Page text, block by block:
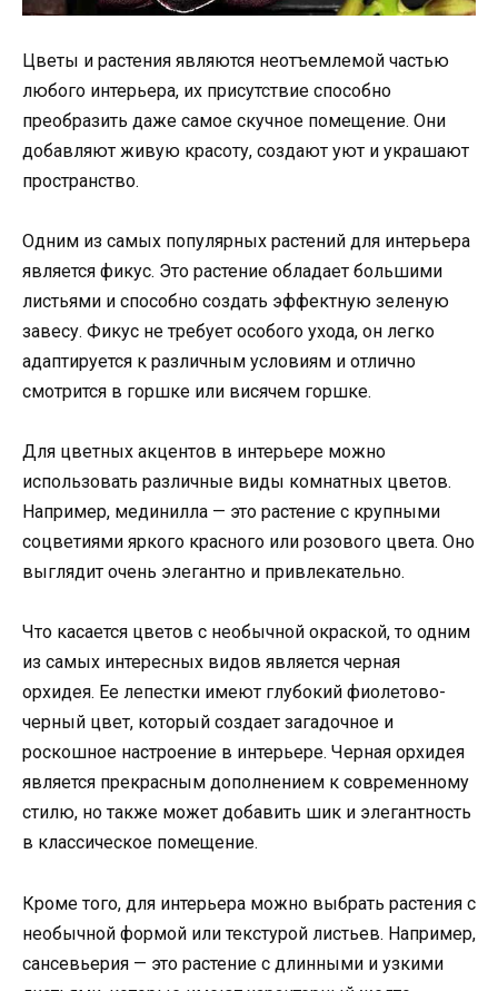
Цветы и растения являются неотъемлемой частью
любого интерьера, их присутствие способно
преобразить даже самое скучное помещение. Они
добавляют живую красоту, создают уют и украшают
пространство.
Одним из самых популярных растений для интерьера
является фикус. Это растение обладает большими
листьями и способно создать эффектную зеленую
завесу. Фикус не требует особого ухода, он легко
адаптируется к различным условиям и отлично
смотрится в горшке или висячем горшке.
Для цветных акцентов в интерьере можно
использовать различные виды комнатных цветов.
Например, мединилла — это растение с крупными
соцветиями яркого красного или розового цвета. Оно
выглядит очень элегантно и привлекательно.
Что касается цветов с необычной окраской, то одним
из самых интересных видов является черная
орхидея. Ее лепестки имеют глубокий фиолетово-
черный цвет, который создает загадочное и
роскошное настроение в интерьере. Черная орхидея
является прекрасным дополнением к современному
стилю, но также может добавить шик и элегантность
в классическое помещение.
Кроме того, для интерьера можно выбрать растения с
необычной формой или текстурой листьев. Например,
сансевьерия — это растение с длинными и узкими